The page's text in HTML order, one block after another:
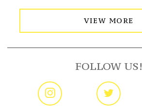
VIEW MORE
FOLLOW US!